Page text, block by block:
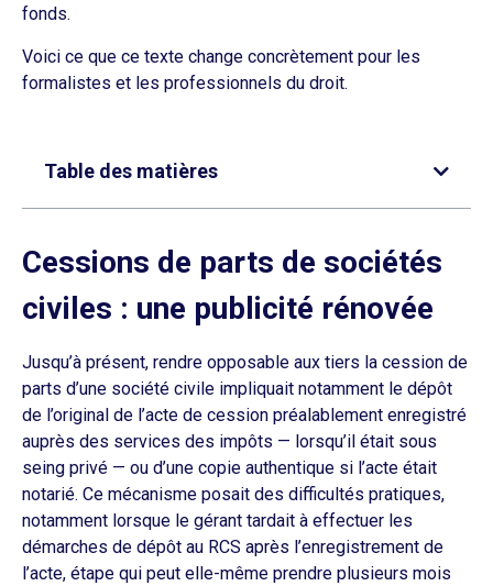
fonds.
Voici ce que ce texte change concrètement pour les
formalistes et les professionnels du droit.
Table des matières
Cessions de parts de sociétés
civiles : une publicité rénovée
Jusqu’à présent, rendre opposable aux tiers la cession de
parts d’une société civile impliquait notamment le dépôt
de l’original de l’acte de cession préalablement enregistré
auprès des services des impôts — lorsqu’il était sous
seing privé — ou d’une copie authentique si l’acte était
notarié. Ce mécanisme posait des difficultés pratiques,
notamment lorsque le gérant tardait à effectuer les
démarches de dépôt au RCS après l’enregistrement de
l’acte, étape qui peut elle-même prendre plusieurs mois